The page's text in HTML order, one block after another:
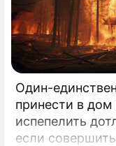
Один-
принести в
испепелить
если